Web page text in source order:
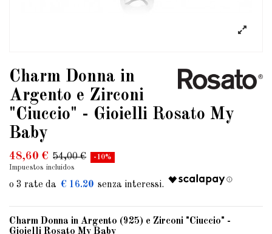
Charm Donna in
Argento e Zirconi
"Ciuccio" - Gioielli Rosato My
Baby
48,60 € 54,00 € -10%
Impuestos incluidos
€ 16.20
Charm Donna in Argento (925) e Zirconi "Ciuccio" -
Gioielli Rosato My Baby